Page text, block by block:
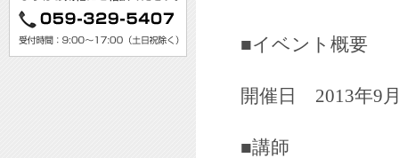
■イベント概要
開催日 2013年9
■講師